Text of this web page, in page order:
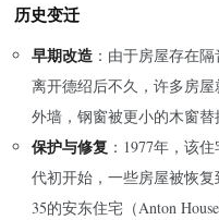
历史变迁
早期改造 ：由于房屋存在
离开德绍后不久，许多房
外墙，钢窗被更小的木窗替
保护与修复 ：1977年，该
代初开始，一些房屋被恢
35的安东住宅（Anton